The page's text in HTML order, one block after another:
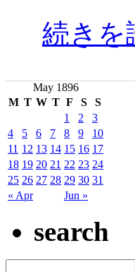
続きを
May 1896
M T W T F S S
« Apr Jun »
1 2
3
4
5 6 7 8 9
10
11 12 13 14 15 16 17
18 19 20 21 22 23 24
25 26 27 28 29 30 31
search